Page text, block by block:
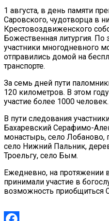
1 августа, в день памяти
Саровского, чудотворца в
Крестовоздвиженского
Божественная литургия.
участники многодневного
отправились домой на
транспорте.
За семь дней пути
120 километров. В этом
участие более 1000 человек.
В пути следования
Бахаревский Серафимо-
монастырь, село Лобаново,
село Нижний Пальник,
Троельгу, село Бым.
Ежедневно, на протяжении
принимали участие в
возможность приобщиться